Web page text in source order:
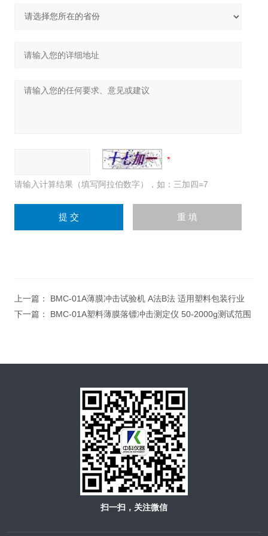
请输入计算结果（填写阿拉伯数字），如：三加四=7
上一篇： BMC-01A薄膜冲击试验机 A法B法 适用塑料包装行业
下一篇： BMC-01A塑料薄膜落镖冲击测定仪 50-2000g测试范围
扫一扫，关注微信